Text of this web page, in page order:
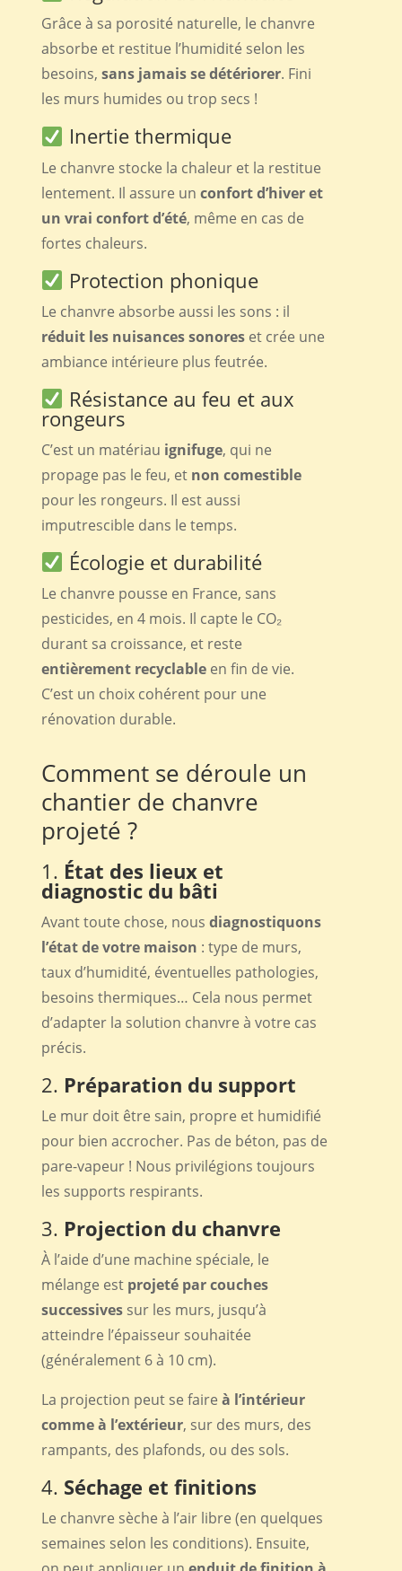
Grâce à sa porosité naturelle, le chanvre
absorbe et restitue l’humidité selon les
besoins, sans jamais se détériorer. Fini
les murs humides ou trop secs !
Inertie thermique
Le chanvre stocke la chaleur et la restitue
lentement. Il assure un confort d’hiver et
un vrai confort d’été, même en cas de
fortes chaleurs.
Protection phonique
Le chanvre absorbe aussi les sons : il
réduit les nuisances sonoreset crée une
ambiance intérieure plus feutrée.
Résistance au feu et aux
rongeurs
C’est un matériau ignifuge, qui ne
propage pas le feu, et non comestible
pour les rongeurs. Il est aussi
imputrescible dans le temps.
Écologie et durabilité
Le chanvre pousse en France, sans
pesticides, en 4 mois. Il capte le CO₂
durant sa croissance, et reste
entièrement recyclableen fin de vie.
C’est un choix cohérent pour une
rénovation durable.
Comment se déroule un
chantier de chanvre
projeté ?
1. État des lieux et
diagnostic du bâti
Avant toute chose, nous diagnostiquons
l’état de votre maison : type de murs,
taux d’humidité, éventuelles pathologies,
besoins thermiques… Cela nous permet
d’adapter la solution chanvre à votre cas
précis.
2. Préparation du support
Le mur doit être sain, propre et humidifié
pour bien accrocher. Pas de béton, pas de
pare-vapeur ! Nous privilégions toujours
les supports respirants.
3. Projection du chanvre
À l’aide d’une machine spéciale, le
mélange est projeté par couches
successivessur les murs, jusqu’à
atteindre l’épaisseur souhaitée
(généralement 6 à 10 cm).
La projection peut se faire à l’intérieur
comme à l’extérieur, sur des murs, des
rampants, des plafonds, ou des sols.
4. Séchage et finitions
Le chanvre sèche à l’air libre (en quelques
semaines selon les conditions). Ensuite,